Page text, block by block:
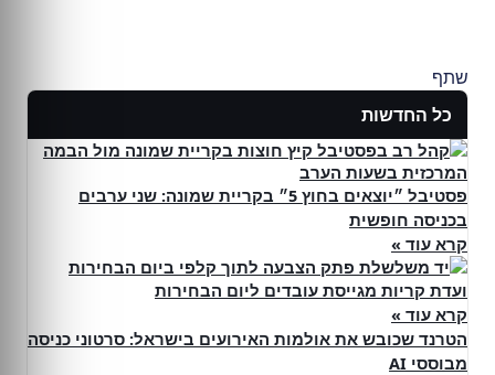
שתף
כל החדשות
פסטיבל ״יוצאים בחוץ 5״ בקריית שמונה: שני ערבים
בכניסה חופשית
קרא עוד »
ועדת קריות מגייסת עובדים ליום הבחירות
קרא עוד »
הטרנד שכובש את אולמות האירועים בישראל: סרטוני כניסה
מבוססי AI